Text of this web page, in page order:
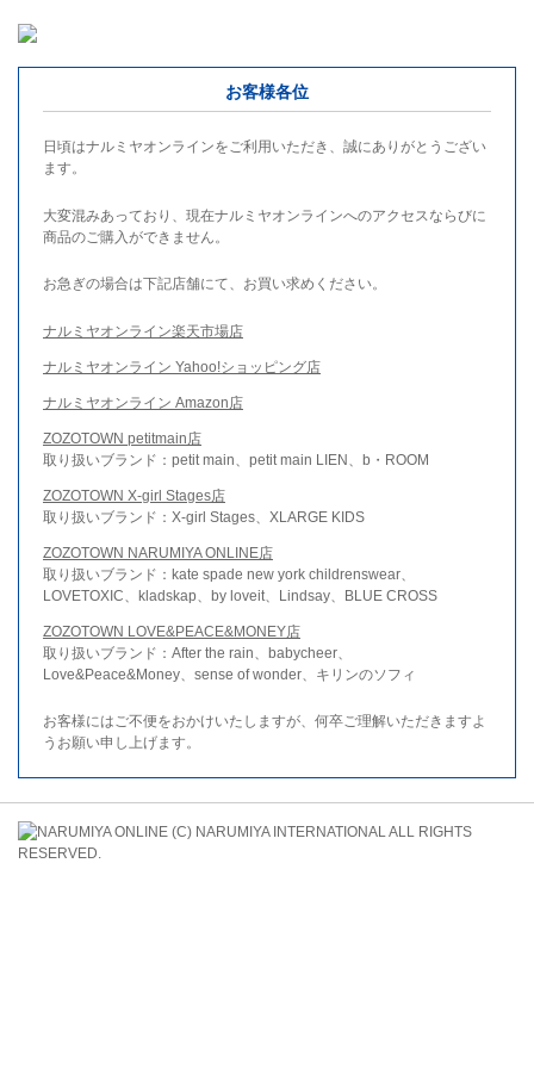
お客様各位
日頃はナルミヤオンラインをご利用いただき、誠にありがとうござい
ます。
大変混みあっており、現在ナルミヤオンラインへのアクセスならびに
商品のご購入ができません。
お急ぎの場合は下記店舗にて、お買い求めください。
ナルミヤオンライン楽天市場店
ナルミヤオンライン Yahoo!ショッピング店
ナルミヤオンライン Amazon店
ZOZOTOWN petitmain店
取り扱いブランド：petit main、petit main LIEN、b・ROOM
ZOZOTOWN X-girl Stages店
取り扱いブランド：X-girl Stages、XLARGE KIDS
ZOZOTOWN NARUMIYA ONLINE店
取り扱いブランド：kate spade new york childrenswear、
LOVETOXIC、kladskap、by loveit、Lindsay、BLUE CROSS
ZOZOTOWN LOVE&PEACE&MONEY店
取り扱いブランド：After the rain、babycheer、
Love&Peace&Money、sense of wonder、キリンのソフィ
お客様にはご不便をおかけいたしますが、何卒ご理解いただきますよ
うお願い申し上げます。